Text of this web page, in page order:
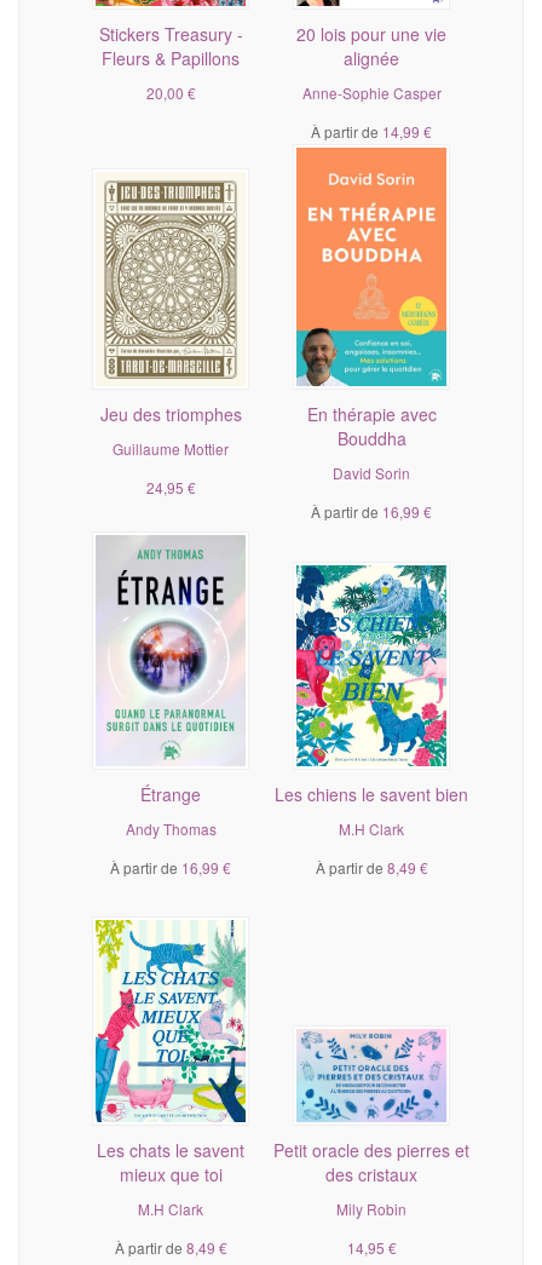
Stickers Treasury -
Fleurs & Papillons
20,00 €
20 lois pour une vie
alignée
Anne-Sophie Casper
À partir de 14,99 €
Jeu des triomphes
Guillaume Mottier
24,95 €
En thérapie avec
Bouddha
David Sorin
À partir de 16,99 €
Étrange
Andy Thomas
À partir de 16,99 €
Les chiens le savent bien
M.H Clark
À partir de 8,49 €
Les chats le savent
mieux que toi
M.H Clark
À partir de 8,49 €
Petit oracle des pierres et
des cristaux
Mily Robin
14,95 €